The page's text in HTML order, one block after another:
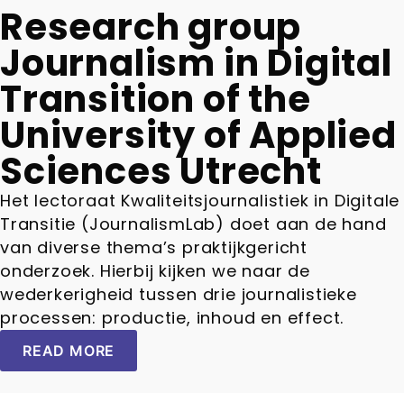
Research group
Journalism in Digital
Transition of the
University of Applied
Sciences Utrecht
Het lectoraat Kwaliteitsjournalistiek in Digitale
Transitie (JournalismLab) doet aan de hand
van diverse thema’s praktijkgericht
onderzoek. Hierbij kijken we naar de
wederkerigheid tussen drie journalistieke
processen: productie, inhoud en effect.
READ MORE